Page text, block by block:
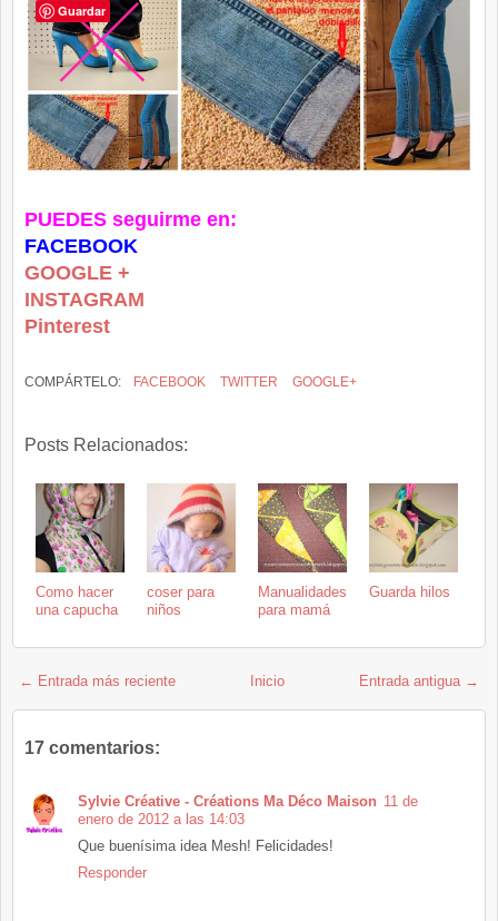
PUEDES seguirme en:
FACEBOOK
GOOGLE +
INSTAGRAM
Pinterest
COMPÁRTELO: FACEBOOK TWITTER GOOGLE+
Posts Relacionados:
Como hacer
una capucha
coser para
niños
Manualidades
para mamá
Guarda hilos
← Entrada más reciente Entrada antigua →
Inicio
17 comentarios:
Sylvie Créative - Créations Ma Déco Maison 11 de
enero de 2012 a las 14:03
Que buenísima idea Mesh! Felicidades!
Responder
Guardar